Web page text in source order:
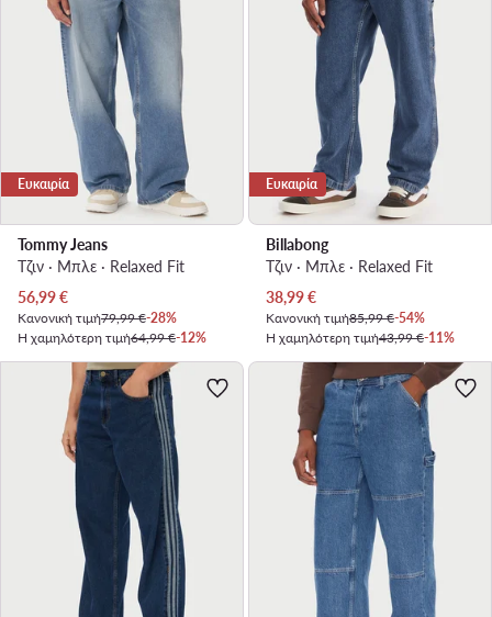
Ευκαιρία
Tommy Jeans
Τζιν · Μπλε · Relaxed Fit
Τρέχουσα τιμή
56,99€
Κανονική τιμή79,99 €-28%
Η χαμηλότερη τιμή64,99 €-12%
Ευκαιρία
Billabong
Τζιν · Μπλε · Relaxed Fit
Τρέχουσα τιμή
38,99€
Κανονική τιμή85,99 €-54%
Η χαμηλότερη τιμή43,99 €-11%